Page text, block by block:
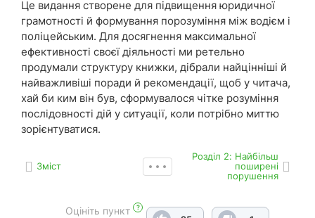
Це видання створене для підвищення юридичної
грамотності й формування порозуміння між водієм і
поліцейським. Для досягнення максимальної
ефективності своєї діяльності ми ретельно
продумали структуру книжки, дібрали найцінніші й
найважливіші поради й рекомендації, щоб у читача,
хай би ким він був, сформувалося чітке розуміння
послідовності дій у ситуації, коли потрібно миттю
зорієнтуватися.
Зміст
Роздiл 2: Найбільш
поширені
порушення
Оцініть пункт ?